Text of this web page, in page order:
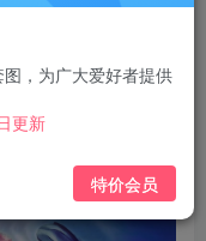
钻石会员 免费
，为广大爱好者提供
更新
特价会员